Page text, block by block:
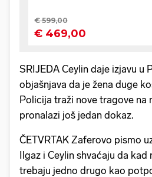
SRIJEDA Ceylin daje izjavu u
objašnjava da je žena duge
Policija traži nove tragove na
pronalazi još jedan dokaz.
ČETVRTAK Zaferovo pismo
Ilgaz i Ceylin shvaćaju da kad
trebaju jedno drugo kao